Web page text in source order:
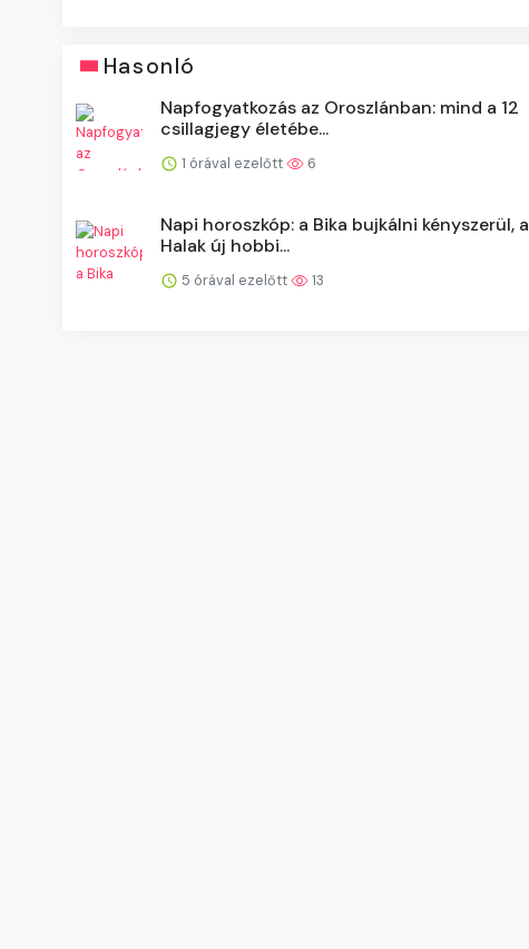
Hasonló
Napfogyatkozás az Oroszlánban: mind a 12
csillagjegy életébe...
1 órával ezelőtt 6
Napi horoszkóp: a Bika bujkálni kényszerül, a
Halak új hobbi...
5 órával ezelőtt 13